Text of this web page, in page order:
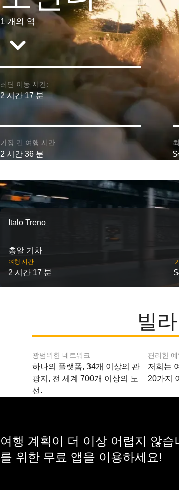
1 개의 역
최단 이동 시간:
2 시간 17 분
가장 긴 여행 시간:
2 시간 36 분
Italo Treno
총알 기차
여행 시간
2 시간 17 분
빌
광범위한 네트워크
하나의 플랫폼, 34개 이상의 관
광지, 전 세계 700개 이상의 노
선.
편리한
저희는
20가지
여행 계획이 더 이상 어렵지 않습
를 위한 무료 앱을 이용하세요!